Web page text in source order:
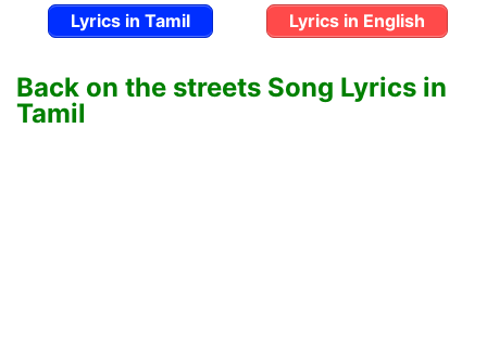
Lyrics in Tamil Lyrics in English
Back on the streets Song Lyrics in
Tamil